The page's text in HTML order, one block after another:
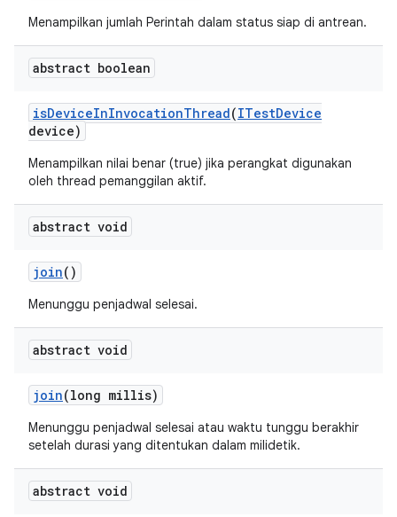
Menampilkan jumlah Perintah dalam status siap di antrean.
abstract boolean
isDeviceInInvocationThread(ITestDevice
device)
Menampilkan nilai benar (true) jika perangkat digunakan
oleh thread pemanggilan aktif.
abstract void
join()
Menunggu penjadwal selesai.
abstract void
join(long millis)
Menunggu penjadwal selesai atau waktu tunggu berakhir
setelah durasi yang ditentukan dalam milidetik.
abstract void